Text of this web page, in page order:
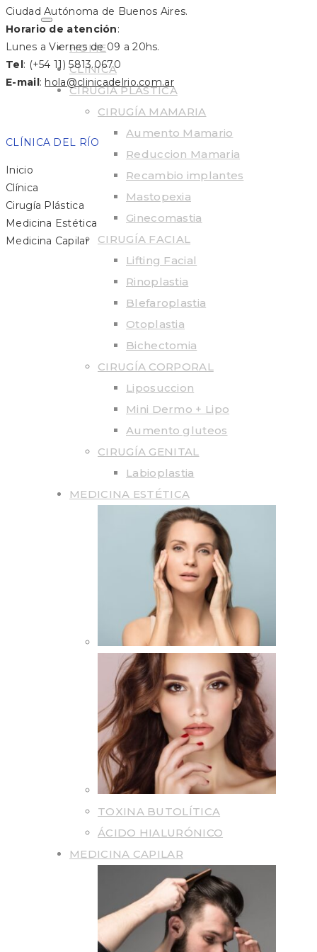
HOME
CLÍNICA
CIRUGÍA PLÁSTICA
CIRUGÍA MAMARIA
Aumento Mamario
Reduccion Mamaria
Recambio implantes
Mastopexia
Ginecomastia
CIRUGÍA FACIAL
Lifting Facial
Rinoplastia
Blefaroplastia
Otoplastia
Bichectomia
CIRUGÍA CORPORAL
Liposuccion
Mini Dermo + Lipo
Aumento gluteos
CIRUGÍA GENITAL
Labioplastia
MEDICINA ESTÉTICA
TOXINA BUTOLÍTICA
ÁCIDO HIALURÓNICO
MEDICINA CAPILAR
Ciudad Autónoma de Buenos Aires.
Horario de atención:
Lunes a Viernes de 09 a 20hs.
Tel: (+54 11) 5813.0670
E-mail: hola@clinicadelrio.com.ar
CLÍNICA DEL RÍO
Inicio
Clínica
Cirugía Plástica
Medicina Estética
Medicina Capilar